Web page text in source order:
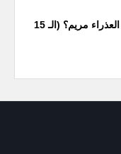
لماذا نصوم صوم السيدة العذراء مريم؟ (الـ 15